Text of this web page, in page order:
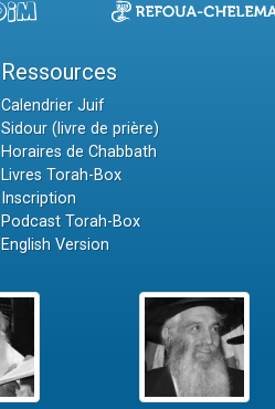
Ressources
Calendrier Juif
Sidour (livre de prière)
Horaires de Chabbath
Livres Torah-Box
Inscription
Podcast Torah-Box
English Version